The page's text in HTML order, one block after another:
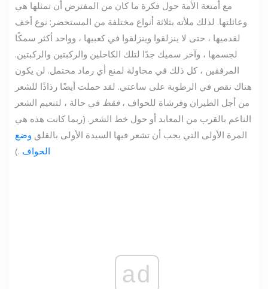
مع أمتعة الأمة حول فكرة ما كان من المفترض أن تمثلها هي
وعائلتها. لذلك ملأته بثلاثة أنواع مختلفة من المستحضر: نوع أخف
لقدميها ، حتى لا ينزلقوا وينزلقوا في كعبيها ، وواحد أكثر سمكًا
لجسمها ، وآخر سميك جدًا لتلك الكاحلين والركبتين والركبتين.
المرفقين ، كل ذلك في محاولة لمنع أي رماد محتمل. لن يكون
هناك نقص في الرطوبة على ساعتي. لقد حملت أيضًا رذاذًا للشعر
من أجل الطيران وفرشاة للحواف ،فقط في حالة ، لتنعيم الشعر
الناعم بالقرب من المعابد أو حول خط الشعر. (ربما كانت هذه هي
المرة الأولى التي يجب أن تشعر فيها السيدة الأولى بالقلق وضع
الحواف .)
ad